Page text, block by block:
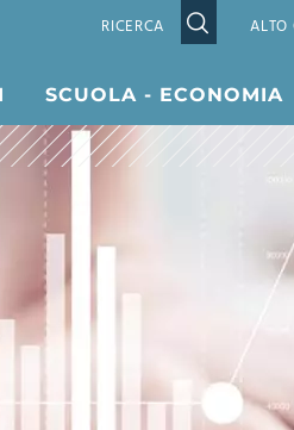
ALTO
SCUOLA - ECONOMIA